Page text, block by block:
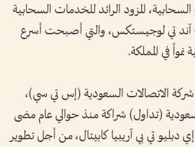
المزود الرائد للخدمات السحابية
آند تي لوجيستكس، والتي أصبحت أسرع
في المملكة.
الاتصالات السعودية (إس تي سي)،
(تداول) شراكة منذ حوالي عام مضى
دبليو تي بي آريبيا كابيتال، من أجل تطوير